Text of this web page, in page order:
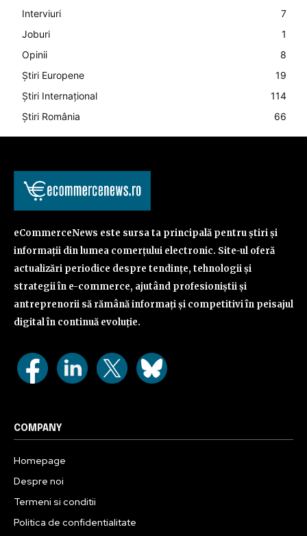
Interviuri
7
Joburi
1
Opinii
8
Știri Europene
19
Știri Internațional
114
Știri România
66
eCommerceNews este sursa ta principală pentru știri și
informații din lumea comerțului electronic. Site-ul oferă
actualizări periodice despre tendințe, tehnologii și
strategii în e-commerce, ajutând profesioniștii și
antreprenorii să rămână informați și competitivi în peisajul
digital în continuă evoluție.
COMPANY
Homepage
Despre noi
Termeni si conditii
Politica de confidentialitate